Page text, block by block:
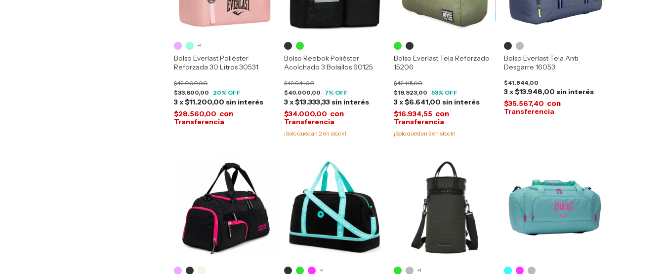
Bolso Everlast Poliéster
Reforzada 30 Litros 30531
$33.600,00
$42.000,00
20% OFF
3x$11.200,00 sin interés
$28.560,00 con
+1
Bolso Reebok Poliéster
Acolchado 3 Bolsillos 60125
$40.000,00
$42.941,00
7% OFF
3x$13.333,33 sin interés
$34.000,00 con
¡Solo quedan 2en stock!
Bolso Everlast Tela Reforzado
15206
$19.923,00
$42.115,00
53% OFF
3x$6.641,00 sin interés
$16.934,55 con
¡Solo quedan3en stock!
Bolso Everlast Tela Anti
Desgarre 16053
$41.844,00
3x$13.948,00 sin interés
$35.567,40 con
+1 +1